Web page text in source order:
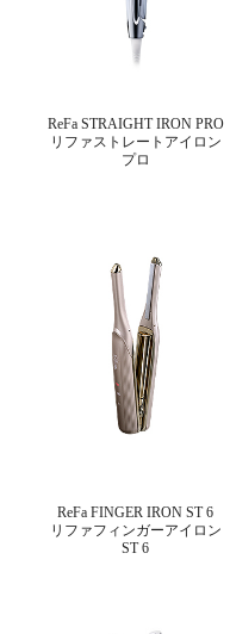
ReFa STRAIGHT IRON PRO
リファストレートアイロン
プロ
ReFa FINGER IRON ST 6
リファフィンガーアイロン
ST 6